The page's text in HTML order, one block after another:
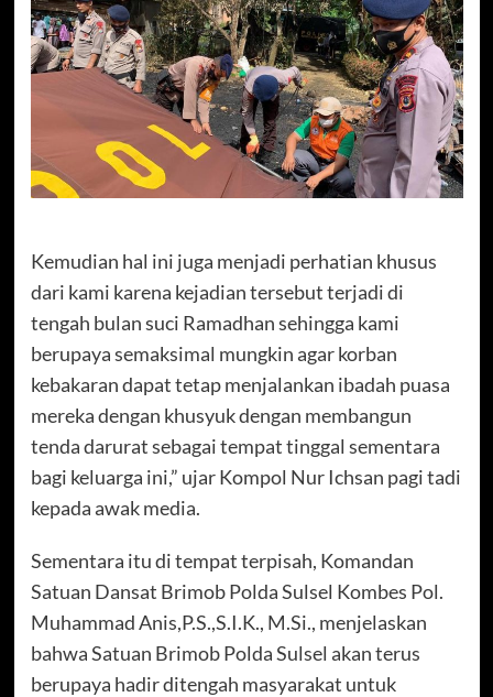
Kemudian hal ini juga menjadi perhatian khusus
dari kami karena kejadian tersebut terjadi di
tengah bulan suci Ramadhan sehingga kami
berupaya semaksimal mungkin agar korban
kebakaran dapat tetap menjalankan ibadah puasa
mereka dengan khusyuk dengan membangun
tenda darurat sebagai tempat tinggal sementara
bagi keluarga ini,” ujar Kompol Nur Ichsan pagi tadi
kepada awak media.
Sementara itu di tempat terpisah, Komandan
Satuan Dansat Brimob Polda Sulsel Kombes Pol.
Muhammad Anis,P.S.,S.I.K., M.Si., menjelaskan
bahwa Satuan Brimob Polda Sulsel akan terus
berupaya hadir ditengah masyarakat untuk